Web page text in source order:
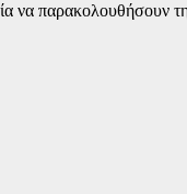
να